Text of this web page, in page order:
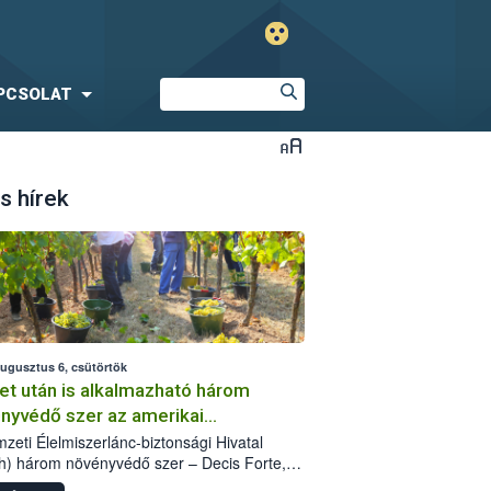
hírek
6, csütörtök
után is alkalmazható három
szer az amerikai
ellen
Élelmiszerlánc-biztonsági Hivatal
három növényvédő szer – Decis Forte,
24 EW, Oroganic – engedélyokiratát